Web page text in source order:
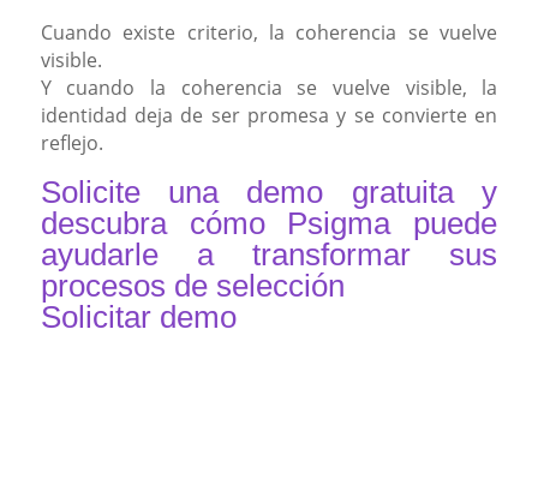
Cuando existe criterio, la coherencia se vuelve
visible.
Y cuando la coherencia se vuelve visible, la
identidad deja de ser promesa y se convierte en
reflejo.
Solicite una demo gratuita y
descubra cómo Psigma puede
ayudarle a transformar sus
procesos de selección
Solicitar demo